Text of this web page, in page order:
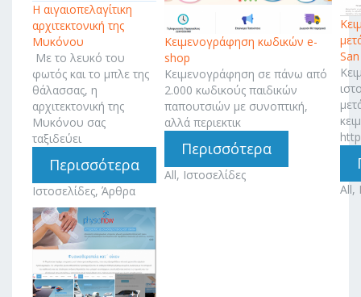
Η αιγαιοπελαγίτικη
αρχιτεκτονική της
Μυκόνου
Με το λευκό του
φωτός και το μπλε της
θάλασσας, η
αρχιτεκτονική της
Μυκόνου σας
ταξιδεύει
Περισσότερα
Ιστοσελίδες, Άρθρα
Κειμενογράφηση κωδικών e-
shop
Κειμενογράφηση σε πάνω από
2.000 κωδικούς παιδικών
παπουτσιών με συνοπτική,
αλλά περιεκτικ
Περισσότερα
All, Ιστοσελίδες
All,